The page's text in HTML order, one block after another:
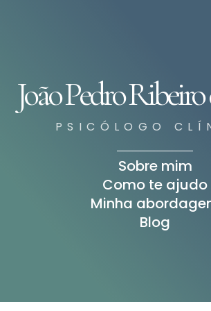
João Pedro
PSICÓLOGO
Sobre mim
Como te ajudo
Minha
Blog